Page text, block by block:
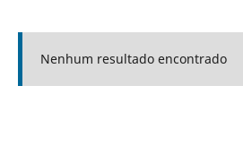
Nenhum resultado encontrado